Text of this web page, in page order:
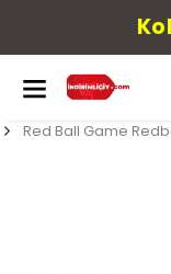
Red Ball Game